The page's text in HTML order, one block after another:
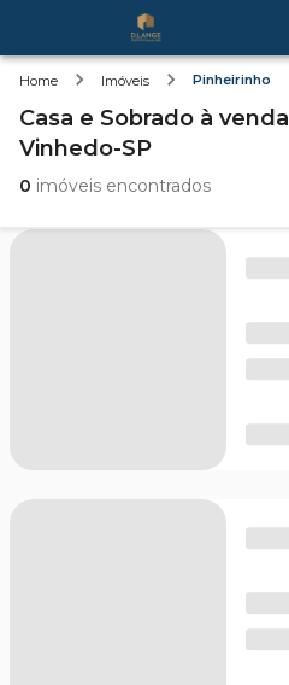
Home Imóveis Pinheirinho
Casa e Sobrado à venda
Vinhedo-SP
0 imóveis encontrados